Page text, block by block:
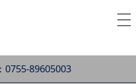
0755-89605003